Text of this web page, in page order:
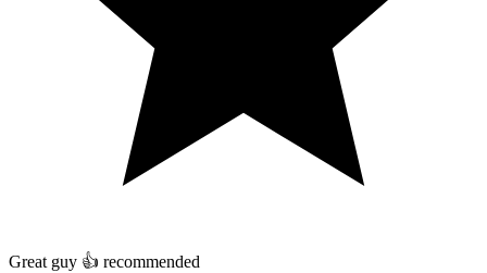
Great guy 👍 recommended